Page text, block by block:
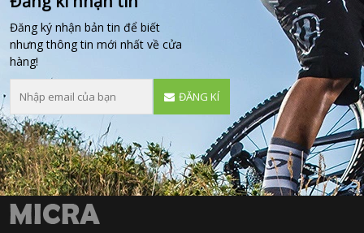
Đăng ký nhận bản tin để biết
nhưng thông tin mới nhất về cửa
hàng!
ĐĂNG KÍ